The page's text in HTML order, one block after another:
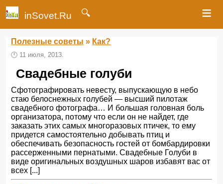
inSovet.Ru 🔍 ≡
Полезные советы » Как?
🕛 11 июля, 2013.
Свадебные голуби
Сфотографировать невесту, выпускающую в небо
стаю белоснежных голубей — высший пилотаж
свадебного фотографа… И большая головная боль
организатора, потому что если он не найдет, где
заказать этих самых многоразовых птичек, то ему
придется самостоятельно добывать птиц и
обеспечивать безопасность гостей от бомбардировки
рассерженными пернатыми. Свадебные Голуби в
виде оригинальных воздушных шаров избавят вас от
всех [...]